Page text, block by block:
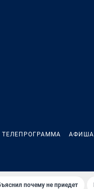
ТЕЛЕПРОГРАММА АФИША
почему не приедет